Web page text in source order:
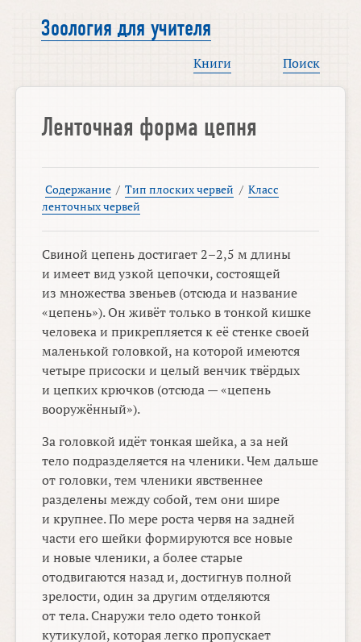
Зоология для учителя
Книги Поиск
Ленточная форма цепня
Содержание / Тип плоских червей / Класс
ленточных червей
Свиной цепень достигает2–2,5 м длины
и имеет вид узкой цепочки, состоящей
из множества звеньев (отсюда и название
«цепень»). Он живёт только в тонкой кишке
человека и прикрепляется к её стенке своей
маленькой головкой, на которой имеются
четыре присоски и целый венчик твёрдых
и цепких крючков (отсюда — «цепень
вооружённый»).
За головкой идёт тонкая шейка, а за ней
тело подразделяется на членики. Чем дальше
от головки, тем членики явственнее
разделены между собой, тем они шире
и крупнее. По мере роста червя на задней
части его шейки формируются все новые
и новые членики, а более старые
отодвигаются назад и, достигнув полной
зрелости, один за другим отделяются
от тела. Снаружи тело одето тонкой
кутикулой, которая легко пропускает